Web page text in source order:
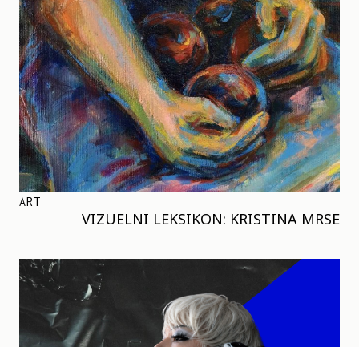
ART
VIZUELNI LEKSIKON: KRISTINA MRSE